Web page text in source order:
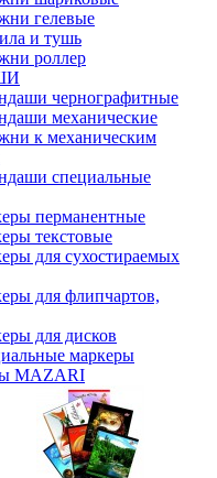
гелевые
и тушь
роллер
чернографитные
механические
к механическим
специальные
перманентные
текстовые
для сухостираемых
для флипчартов,
для дисков
маркеры
MAZARI